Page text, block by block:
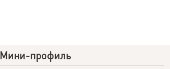
Мини-профиль